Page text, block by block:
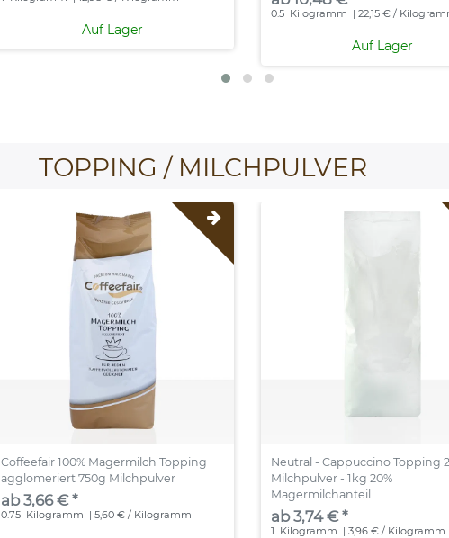
Auf Lager
0.5 Kilogramm | 22,15 € /
Auf Lager
TOPPING / MILCHPULVER
Coffeefair 100% Magermilch Topping
agglomeriert 750g Milchpulver
ab 3,66 € *
0.75 Kilogramm | 5,60 € / Kilogramm
Neutral - Cappuccino Topping 2
Milchpulver - 1kg 20%
Magermilchanteil
ab 3,74 € *
1 Kilogramm | 3,96 € / Kilogramm